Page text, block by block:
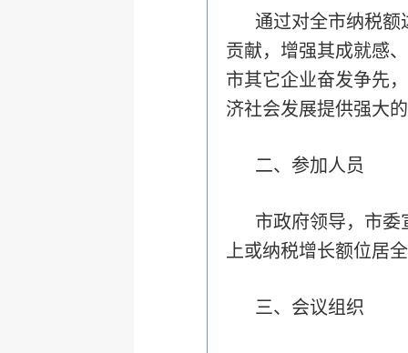
通过对全市纳税额
贡献，增强其成就感
市其它企业奋发争先
济社会发展提供强大
二、参加人员
市政府领导，市
上或纳税增长额位居
三、会议组织